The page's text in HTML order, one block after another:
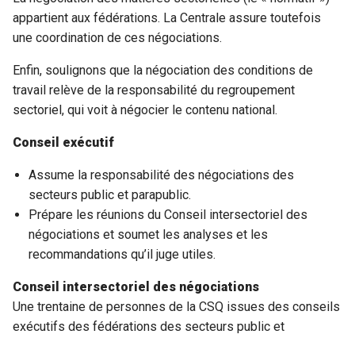
appartient aux fédérations. La Centrale assure toutefois
une coordination de ces négociations.
Enfin, soulignons que la négociation des conditions de
travail relève de la responsabilité du regroupement
sectoriel, qui voit à négocier le contenu national.
Conseil exécutif
Assume la responsabilité des négociations des
secteurs public et parapublic.
Prépare les réunions du Conseil intersectoriel des
négociations et soumet les analyses et les
recommandations qu’il juge utiles.
Conseil intersectoriel des négociations
Une trentaine de personnes de la CSQ issues des conseils
exécutifs des fédérations des secteurs public et